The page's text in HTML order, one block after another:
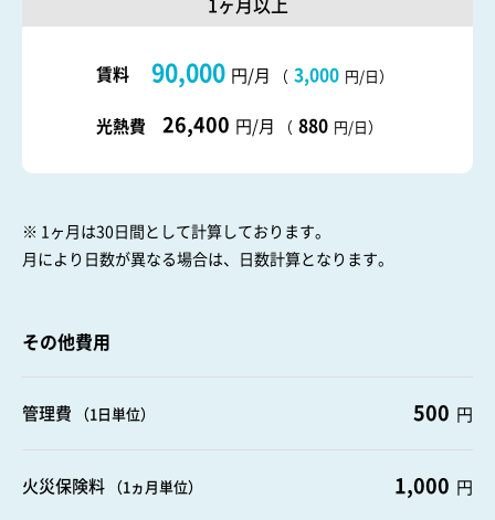
賃料 90,000 円/月 （ 3,000 円/日）
光熱費 26,400 円/月 （ 880 円/日）
※ 1ヶ月は30日間として計算しております。
月により日数が異なる場合は、日数計算となります。
その他費用
管理費 （1日単位） 500 円
火災保険料 （1ヵ月単位） 1,000 円